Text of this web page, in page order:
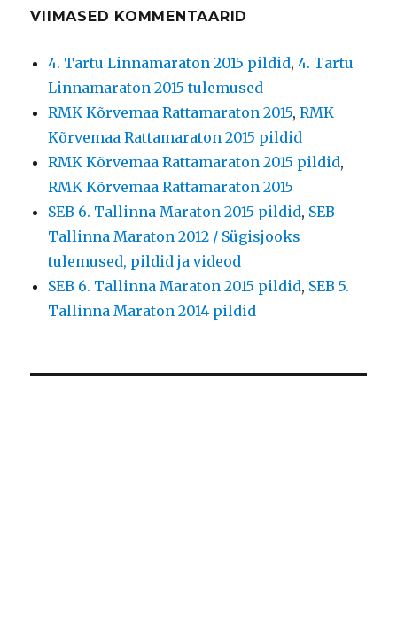
VIIMASED KOMMENTAARID
4. Tartu Linnamaraton 2015 pildid,4. Tartu
Linnamaraton 2015 tulemused
RMK Kõrvemaa Rattamaraton 2015,RMK
Kõrvemaa Rattamaraton 2015 pildid
RMK Kõrvemaa Rattamaraton 2015 pildid,
RMK Kõrvemaa Rattamaraton 2015
SEB 6. Tallinna Maraton 2015 pildid, SEB
Tallinna Maraton 2012 / Sügisjooks
tulemused, pildid ja videod
SEB 6. Tallinna Maraton 2015 pildid, SEB 5.
Tallinna Maraton 2014 pildid